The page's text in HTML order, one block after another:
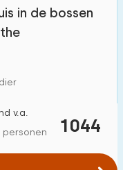
in de bossen
1044
v.a.
personen